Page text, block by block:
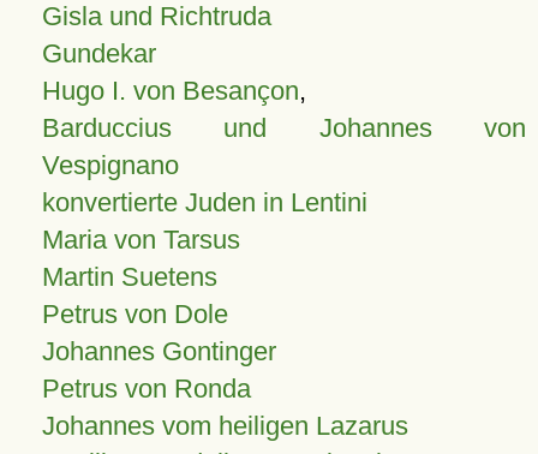
Gisla und Richtruda
Gundekar
Hugo I. von Besançon,
Barduccius und Johannes von
Vespignano
konvertierte Juden in Lentini
Maria von Tarsus
Martin Suetens
Petrus von Dole
Johannes Gontinger
Petrus von Ronda
Johannes vom heiligen Lazarus